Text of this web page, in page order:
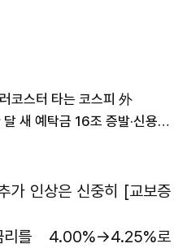
코스터 타는 코스피 外
말라가는 증시 대기자금…한 달 새 예탁금 16조 증발·신용융자 하루 3.2조 청산 外
인상은 신중히 [교보증
를 4.00%→4.25%로